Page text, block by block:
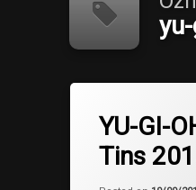
YU-GI-
Tins
Odd-Eyes Pendulum
yu-gi-oh 2015